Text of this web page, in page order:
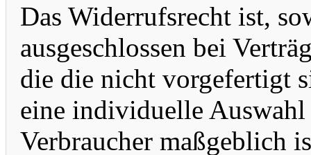
Das Widerrufsrecht ist,
ausgeschlossen bei
die die nicht vorgefertigt
eine individuelle
Verbraucher maßgeblich